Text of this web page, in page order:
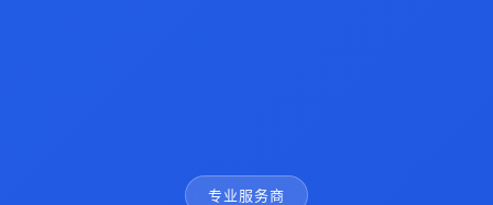
专业服务商